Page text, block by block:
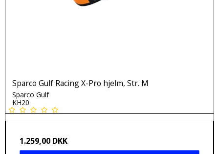
Sparco Gulf Racing X-Pro hjelm, Str. M
Sparco Gulf
KH20
1.259,00 DKK